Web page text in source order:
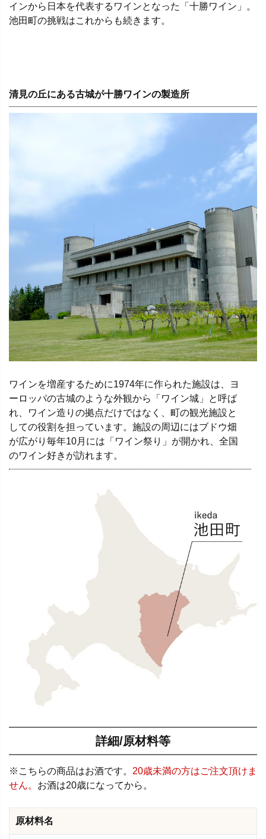
インから日本を代表するワインとなった「十勝ワイン」。
池田町の挑戦はこれからも続きます。
清見の丘にある古城が十勝ワインの製造所
ワインを増産するために1974年に作られた施設は、ヨ
ーロッパの古城のような外観から「ワイン城」と呼ば
れ、ワイン造りの拠点だけではなく、町の観光施設と
しての役割を担っています。施設の周辺にはブドウ畑
が広がり毎年10月には「ワイン祭り」が開かれ、全国
のワイン好きが訪れます。
詳細/原材料等
※こちらの商品はお酒です。 20歳未満の方はご注文頂けま
せん。 お酒は20歳になってから。
原材料名